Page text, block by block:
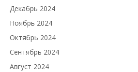
Декабрь 2024
Ноябрь 2024
Октябрь 2024
Сентябрь 2024
Август 2024